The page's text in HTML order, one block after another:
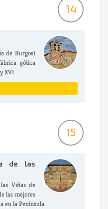
14
de Burgos)
gótica
XVI
15
de las
Viñas de
las mejores
en la Península